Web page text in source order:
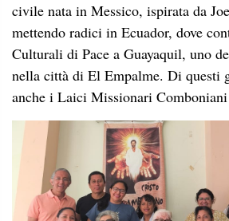
civile nata in Messico, ispirata da
mettendo radici in Ecuador, dove
Culturali di Pace a Guayaquil, uno
nella città di El Empalme. Di questi
anche i Laici Missionari Comboniani